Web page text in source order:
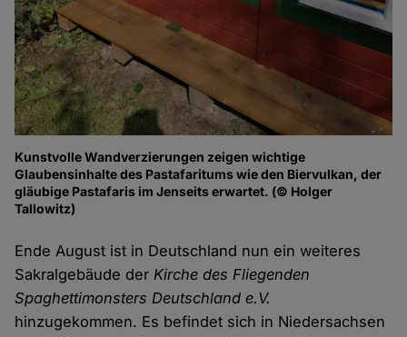
Kunstvolle Wandverzierungen zeigen wichtige
Glaubensinhalte des Pastafaritums wie den Biervulkan, der
gläubige Pastafaris im Jenseits erwartet. (© Holger
Tallowitz)
Ende August ist in Deutschland nun ein weiteres
Sakralgebäude der Kirche des Fliegenden
Spaghettimonsters Deutschland e.V.
hinzugekommen. Es befindet sich in Niedersachsen